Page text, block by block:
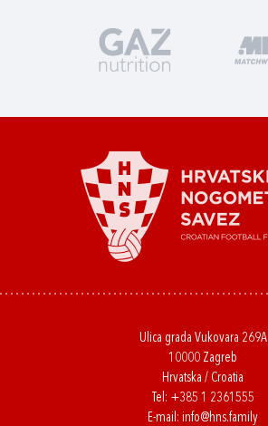
Ulica grada Vukovara 269A
10000 Zagreb
Hrvatska / Croatia
Tel: +385 1 2361555
E-mail: info@hns.family